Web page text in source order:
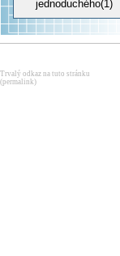
jednoduchého(1)
Trvalý odkaz na tuto stránku
(permalink)